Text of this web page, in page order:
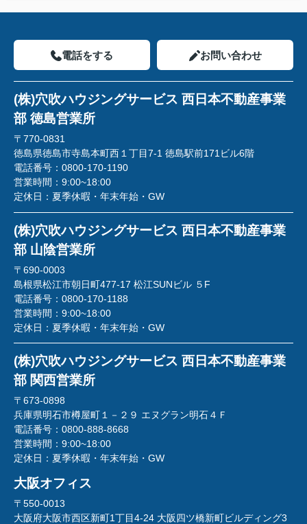
電話をする お問い合わせ
(株)穴吹ハウジングサービス 西日本不動産事業
部 徳島営業所
〒770-0831
徳島県徳島市寺島本町西１丁目7-1 徳島駅前171ビル6階
電話番号： 0800-170-1190
営業時間： 9:00~18:00
定休日： 夏季休暇・年末年始・GW
(株)穴吹ハウジングサービス 西日本不動産事業
部 山陰営業所
〒690-0003
島根県松江市朝日町477-17 松江SUNビル ５F
電話番号： 0800-170-1188
営業時間： 9:00~18:00
定休日： 夏季休暇・年末年始・GW
(株)穴吹ハウジングサービス 西日本不動産事業
部 関西営業所
〒673-0898
兵庫県明石市樽屋町１－２９ エヌグラン明石４Ｆ
電話番号： 0800-888-8668
営業時間： 9:00~18:00
定休日： 夏季休暇・年末年始・GW
大阪オフィス
〒550-0013
大阪府大阪市西区新町1丁目4-24 大阪四ツ橋新町ビルディング3